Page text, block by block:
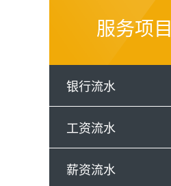
服务项目
银行流水
工资流水
薪资流水